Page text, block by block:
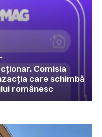
Comisia
care schimbă
românesc